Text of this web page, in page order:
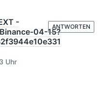
-
04-15?
Uhr
ANTWORTEN